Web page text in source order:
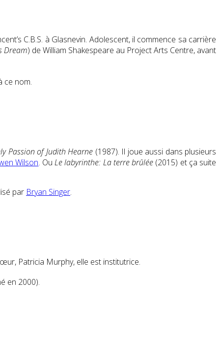
C.B.S. à Glasnevin. Adolescent, il commence sa carrière
Dream) de William Shakespeare au Project Arts Centre, avant
ce nom.
Passion of Judith Hearne (1987). Il joue aussi dans plusieurs
Wilson. OuLe labyrinthe: La terre brûlée (2015) et ça suite
par Bryan Singer.
Patricia Murphy, elle est institutrice.
en 2000).